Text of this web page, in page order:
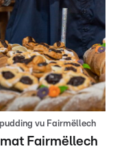
vu Fairmëllech
Fairmëllech